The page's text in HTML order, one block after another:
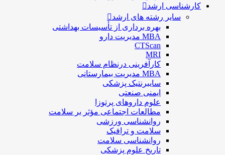
کارشناسی ارشد
سایر رشته های ارشد
بهره برداری از تأسیسات بهداشتی
MBA مدیریت دارو
CTScan
MRI
کارآفرینی درنظام سلامت
MBA مدیریت بیمارستانی
سایبرنتیک پزشکی
ایمنی صنعتی
علوم داروهای پرتوزا
مطالعات اجتماعی مؤثر بر سلامت
روانشناسی ورزشی
سلامت و ترافیک
روانشناسی سلامت
تاریخ علوم پزشکی